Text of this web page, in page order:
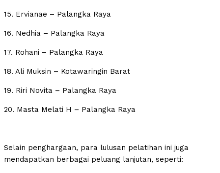
15. Ervianae – Palangka Raya
16. Nedhia – Palangka Raya
17. Rohani – Palangka Raya
18. Ali Muksin – Kotawaringin Barat
19. Riri Novita – Palangka Raya
20. Masta Melati H – Palangka Raya
Selain penghargaan, para lulusan pelatihan ini juga
mendapatkan berbagai peluang lanjutan, seperti: